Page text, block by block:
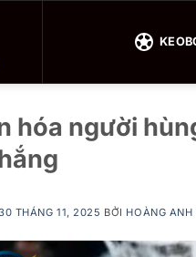
hóa người
THÁNG 11, 2025 BỞI HOÀNG ANH